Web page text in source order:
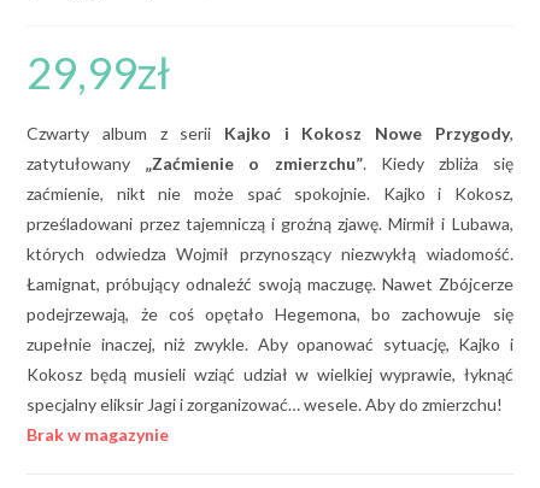
29,99zł
Czwarty album z serii Kajko i Kokosz Nowe Przygody,
zatytułowany „Zaćmienie o zmierzchu”. Kiedy zbliża się
zaćmienie, nikt nie może spać spokojnie. Kajko i Kokosz,
prześladowani przez tajemniczą i groźną zjawę. Mirmił i Lubawa,
których odwiedza Wojmił przynoszący niezwykłą wiadomość.
Łamignat, próbujący odnaleźć swoją maczugę. Nawet Zbójcerze
podejrzewają, że coś opętało Hegemona, bo zachowuje się
zupełnie inaczej, niż zwykle. Aby opanować sytuację, Kajko i
Kokosz będą musieli wziąć udział w wielkiej wyprawie, łyknąć
specjalny eliksir Jagi i zorganizować… wesele. Aby do zmierzchu!
Brak w magazynie